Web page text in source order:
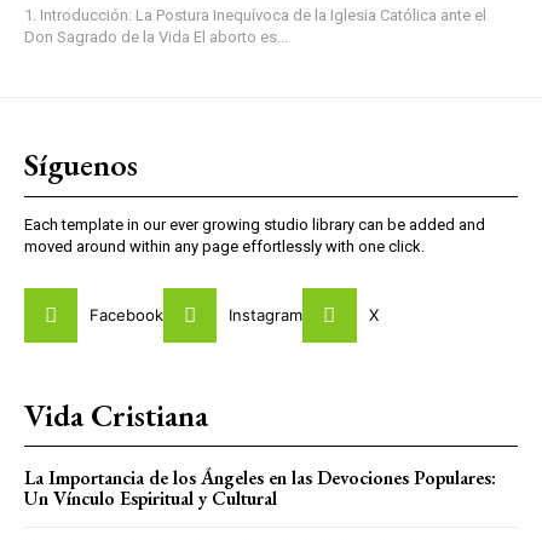
1. Introducción: La Postura Inequívoca de la Iglesia Católica ante el
Don Sagrado de la Vida El aborto es...
Síguenos
Each template in our ever growing studio library can be added and
moved around within any page effortlessly with one click.
Facebook Instagram X
Vida Cristiana
La Importancia de los Ángeles en las Devociones Populares:
Un Vínculo Espiritual y Cultural